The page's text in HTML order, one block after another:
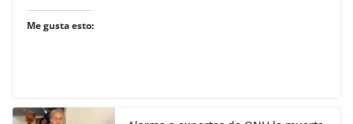
Me gusta esto: